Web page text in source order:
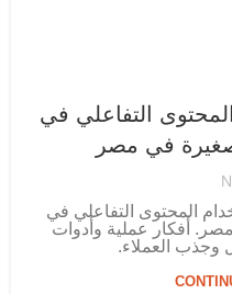
التفاعلي في
في مصر
المحتوى التفاعلي في
أفكار عملية وأدوات
وجذب العملاء.